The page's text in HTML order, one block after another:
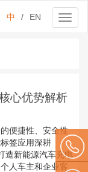
中 / EN
心优势解析
便捷性、安全性
签应用深耕
造新能源汽车充电
人车主和企业客